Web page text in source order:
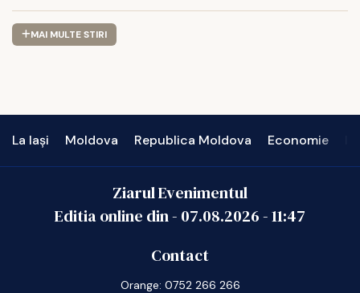
MAI MULTE STIRI
La Iași Moldova Republica Moldova Economie
Ziarul Evenimentul
Editia online din - 07.08.2026-11:47
Contact
Orange: 0752 266 266